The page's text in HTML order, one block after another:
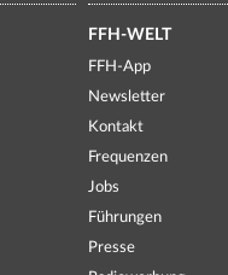
FFH-WELT
FFH-App
Newsletter
Kontakt
Frequenzen
Jobs
Führungen
Presse